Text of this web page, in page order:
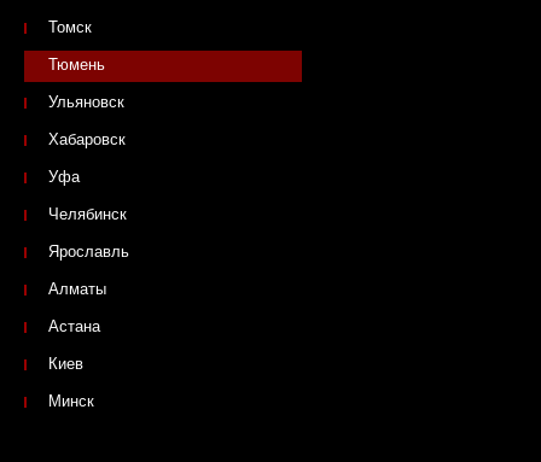
Томск
Тюмень
Ульяновск
Хабаровск
Уфа
Челябинск
Ярославль
Алматы
Астана
Киев
Минск